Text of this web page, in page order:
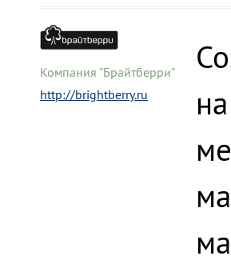
Компания "Брайтберри"
http://brightberry.ru